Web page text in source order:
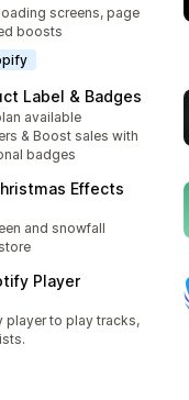
screens, page
boosts
Label & Badges
13
available
& Boost sales with
badges
Effects
24
and snowfall
Player
player to play tracks,